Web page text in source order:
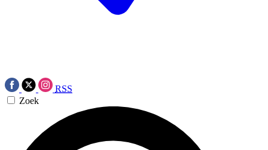
RSS
Zoek